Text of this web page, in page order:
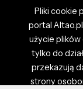
Pliki cookie
portal
użycie plików
tylko do
przekazują
strony